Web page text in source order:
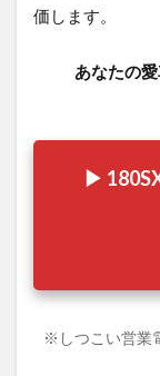
価します。
あなたの
▶
※しつこい営業